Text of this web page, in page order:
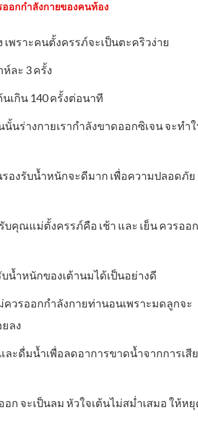
อกกำลังกายของคนท้อง
พราะคนตั้งครรภ์จะเป็นตะคริวง่าย
ละ 3 ครั้ง
เกิน 140 ครั้งต่อนาที
นร่างกายเรากำลังขาดออกซิเจน จะทำ
องรับน้ำหนักจะดีมาก เพื่อความปลอดภัย
บคุณแม่ตั้งครรภ์คือ เช้า และ เย็น ควรออก
น้ำหนักของเต้านมได้เป็นอย่างดี
วรออกกำลังกายท่านอนเพราะมดลูกจะ
ลง
ละดื่มน้ำเพื่อลดอาการขาดน้ำจากการเสีย
ก จะเป็นลม หัวใจเต้นไม่สม่ำเสมอ ให้ห